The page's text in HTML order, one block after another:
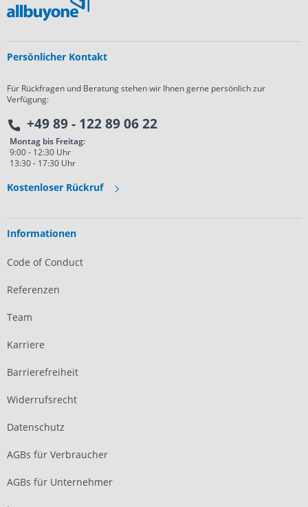
Persönlicher Kontakt
Für Rückfragen und Beratung stehen wir Ihnen gerne persönlich zur
Verfügung:
+49 89 - 122 89 06 22
Montag bis Freitag:
9:00 - 12:30 Uhr
13:30 - 17:30 Uhr
Kostenloser Rückruf
Informationen
Code of Conduct
Referenzen
Team
Karriere
Barrierefreiheit
Widerrufsrecht
Datenschutz
AGBs für Verbraucher
AGBs für Unternehmer